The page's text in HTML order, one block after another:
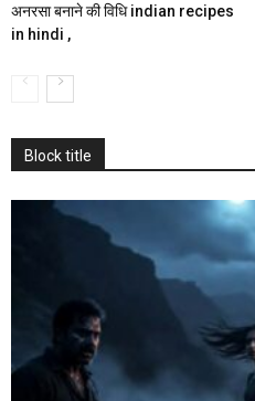
अनरसा बनाने की विधि indian recipes
in hindi ,
Block title